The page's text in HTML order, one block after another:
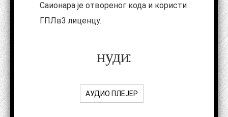
Саионара је отвореног кода и користи
ГПЛв3 лиценцу.
нуди:
АУДИО ПЛЕЈЕР